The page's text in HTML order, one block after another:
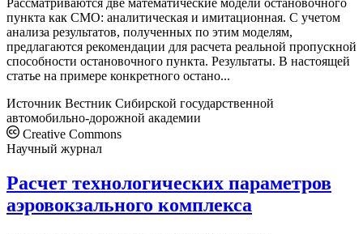
Рассматриваются две математические модели остановочного
пункта как СМО: аналитическая и имитационная. С учетом
анализа результатов, полученных по этим моделям,
предлагаются рекомендации для расчета реальной пропускной
способности остановочного пункта. Результаты. В настоящей
статье на примере конкретного остано...
Источник Вестник Сибирской государственной
автомобильно-дорожной академии
Creative Commons
Научный журнал
Расчет технологических параметров
аэровокзального комплекса